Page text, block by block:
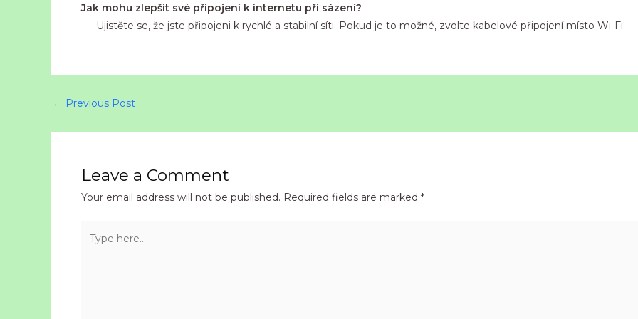
Jak mohu zlepšit své připojení k internetu při sázení?
Ujistěte se, že jste připojeni k rychlé a stabilní síti. Pokud je to možné, zvolte kabelové připojení místo Wi-Fi.
← Previous Post
Leave a Comment
Your email address will not be published. Required fields are marked *
here..